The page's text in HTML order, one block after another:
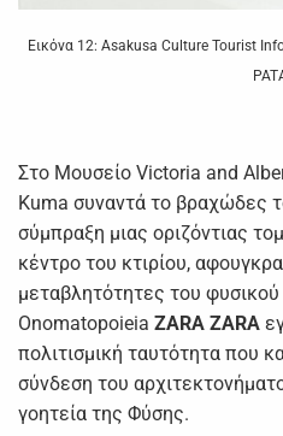
Εικόνα 12: Asakusa Culture Tourist
Στο Μουσείο Victoria and
Kuma συναντά το βραχώδες
σύμπραξη μιας οριζόντιας
κέντρο του κτιρίου,
μεταβλητότητες του
Onomatopoieia ZARA ZARA
πολιτισμική ταυτότητα που
σύνδεση του
γοητεία της Φύσης.